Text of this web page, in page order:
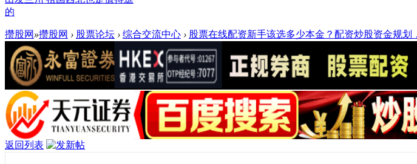
的
攒股网 »攒股网 › 股票论坛 › 综合交流中心 › 股票在线配资新手该选多少本金？配资炒股资金规划
返回列表